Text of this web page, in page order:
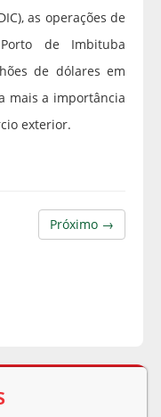
as operações de
de Imbituba
de dólares em
mais a importância
exterior.
Próximo →